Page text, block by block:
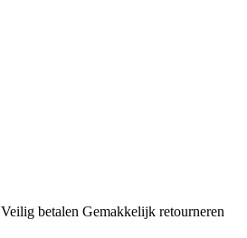
Veilig betalen Gemakkelijk retourneren